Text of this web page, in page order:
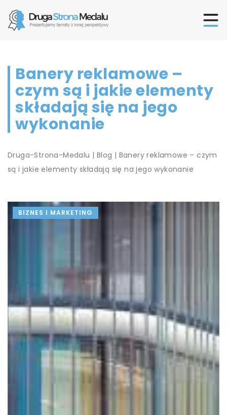
Banery reklamowe –
czym są i jakie elementy
składają się na jego
wykonanie
Druga-Strona-Medalu | Blog | Banery reklamowe – czym
są i jakie elementy składają się na jego wykonanie
BIZNES I MARKETING